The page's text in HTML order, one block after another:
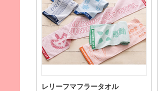
レリーフマフラータオル